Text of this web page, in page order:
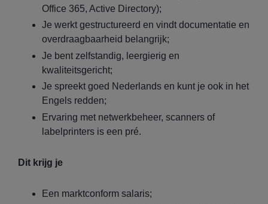
Office 365, Active Directory);
Je werkt gestructureerd en vindt documentatie en
overdraagbaarheid belangrijk;
Je bent zelfstandig, leergierig en
kwaliteitsgericht;
Je spreekt goed Nederlands en kunt je ook in het
Engels redden;
Ervaring met netwerkbeheer, scanners of
labelprinters is een pré.
Dit krijg je
Een marktconform salaris;